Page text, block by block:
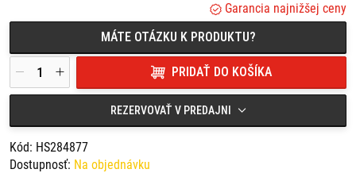
Gumová montáž.
Garancia najnižšej ceny
MÁTE OTÁZKU K PRODUKTU?
PRIDAŤ DO KOŠÍKA
REZERVOVAŤ V PREDAJNI
Kód: HS284877
Dostupnosť: Na objednávku